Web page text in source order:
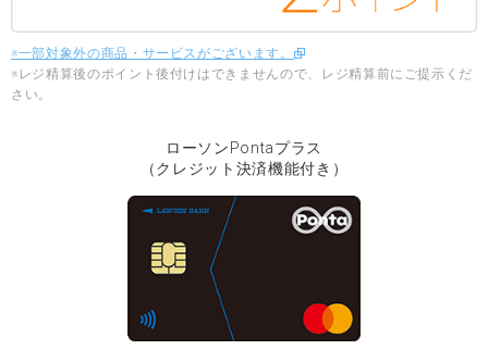
※一部対象外の商品・サービスがございます。
※レジ精算後のポイント後付けはできませんので、レジ精算前にご提示くだ
さい。
ローソンPontaプラス
（クレジット決済機能付き）